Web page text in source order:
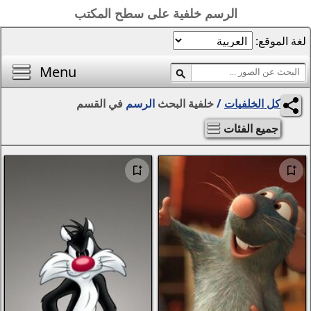
على سطح المكتب
محرر الصور
مواسم
التجريد والرسومات
الزهور
الإبداع
سيارات
Menu
الرسم في القسم